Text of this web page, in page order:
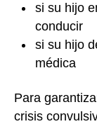
si su hijo
conducir
si su hijo
médica
Para
crisis